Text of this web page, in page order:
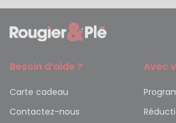
Besoin d’aide ?
Carte cadeau
Contactez-nous
Avec